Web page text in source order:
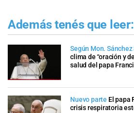
Además tenés que leer:
Según Mon.
clima de “oración y
salud del papa
Nuevo parte El papa
crisis respiratoria